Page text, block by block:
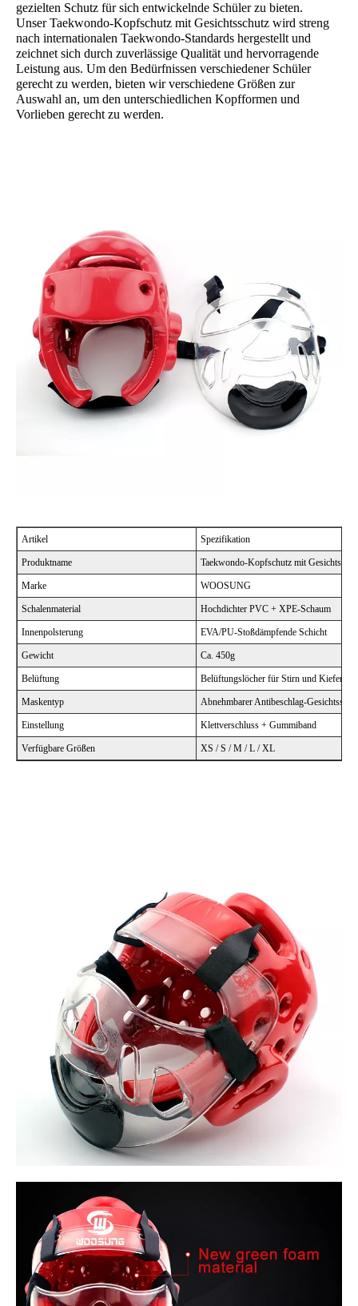
gezielten Schutz für sich entwickelnde Schüler zu bieten.
Unser Taekwondo-Kopfschutz mit Gesichtsschutz wird streng
nach internationalen Taekwondo-Standards hergestellt und
zeichnet sich durch zuverlässige Qualität und hervorragende
Leistung aus. Um den Bedürfnissen verschiedener Schüler
gerecht zu werden, bieten wir verschiedene Größen zur
Auswahl an, um den unterschiedlichen Kopfformen und
Vorlieben gerecht zu werden.
Artikel Spezifikation
Produktname Taekwondo-Kopfschutz mit
Marke WOOSUNG
Schalenmaterial Hochdichter PVC + XPE-Schaum
Innenpolsterung EVA/PU-Stoßdämpfende Schicht
Gewicht Ca. 450g
Belüftung Belüftungslöcher für Stirn und Kiefer
Maskentyp Abnehmbarer Antibeschlag-
Einstellung Klettverschluss + Gummiband
Verfügbare Größen XS / S / M / L / XL